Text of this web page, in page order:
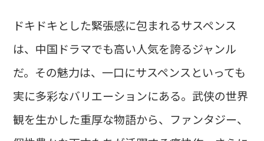
ドキドキとした緊張感に包まれるサスペンス
は、中国ドラマでも高い人気を誇るジャンル
だ。その魅力は、一口にサスペンスといっても
実に多彩なバリエーションにある。武侠の世界
観を生かした重厚な物語から、ファンタジー、